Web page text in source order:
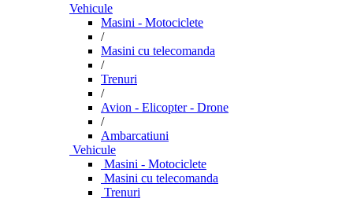
Vehicule
Masini - Motociclete
/
Masini cu telecomanda
/
Trenuri
/
Avion - Elicopter - Drone
/
Ambarcatiuni
Vehicule
Masini - Motociclete
Masini cu telecomanda
Trenuri